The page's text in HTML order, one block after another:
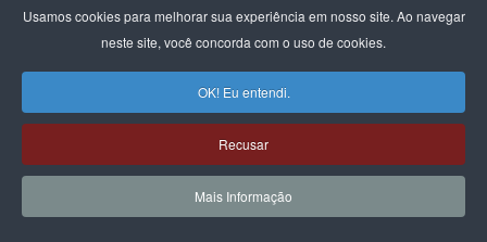
Usamos cookies para melhorar sua experiência em nosso site. Ao navegar
neste site, você concorda com o uso de cookies.
OK! Eu entendi.
Recusar
Mais Informação